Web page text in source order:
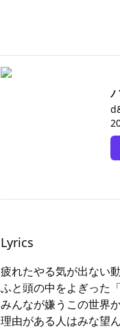
Lyrics
疲れたやる気が出ない
ふと頭の中をよぎった
みんなが嫌うこの世界
理由がある人はみな望